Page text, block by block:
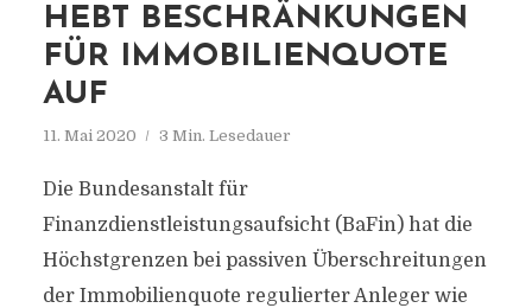
HEBT BESCHRÄNKUNGEN
FÜR IMMOBILIENQUOTE
AUF
11. Mai 2020 3 Min. Lesedauer
Die Bundesanstalt für
Finanzdienstleistungsaufsicht (BaFin) hat die
Höchstgrenzen bei passiven Überschreitungen
der Immobilienquote regulierter Anleger wie